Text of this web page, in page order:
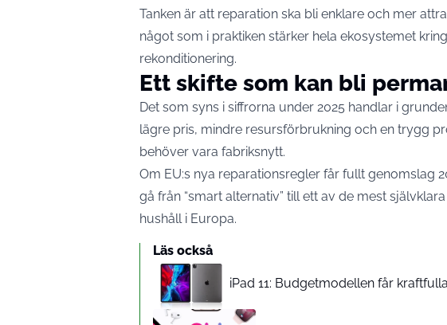
Tanken är att reparation ska bli enklare och mer
något som i praktiken stärker hela ekosystemet
rekonditionering.
Ett skifte som kan bli
Det som syns i siffrorna under 2025 handlar i
lägre pris, mindre resursförbrukning och en trygg
behöver vara fabriksnytt.
Om EU:s nya reparationsregler får fullt genomslag
gå från “smart alternativ” till ett av de mest
hushåll i Europa.
Läs också
iPad 11: Budgetmodellen får